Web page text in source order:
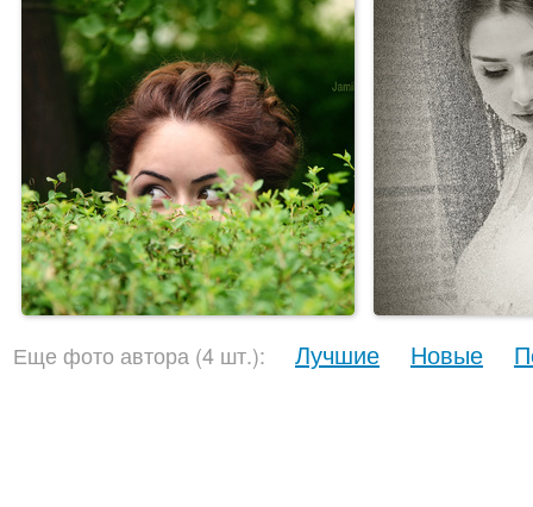
Еще фото автора (4 шт.): Лучшие Новые